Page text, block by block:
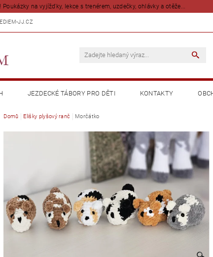
na vyjížďky, lekce s trenérem, uzdečky, ohlávky a otěže...
JJ.CZ
JEZDECKÉ TÁBORY PRO DĚTI KONTAKTY
Domů Elišky plyšový ranč Morčátko